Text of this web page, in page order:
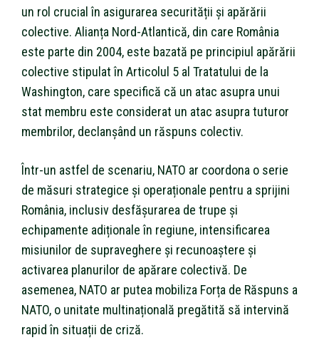
un rol crucial în asigurarea securității și apărării
colective. Alianța Nord-Atlantică, din care România
este parte din 2004, este bazată pe principiul apărării
colective stipulat în Articolul 5 al Tratatului de la
Washington, care specifică că un atac asupra unui
stat membru este considerat un atac asupra tuturor
membrilor, declanșând un răspuns colectiv.
Într-un astfel de scenariu, NATO ar coordona o serie
de măsuri strategice și operaționale pentru a sprijini
România, inclusiv desfășurarea de trupe și
echipamente adiționale în regiune, intensificarea
misiunilor de supraveghere și recunoaștere și
activarea planurilor de apărare colectivă. De
asemenea, NATO ar putea mobiliza Forța de Răspuns a
NATO, o unitate multinațională pregătită să intervină
rapid în situații de criză.